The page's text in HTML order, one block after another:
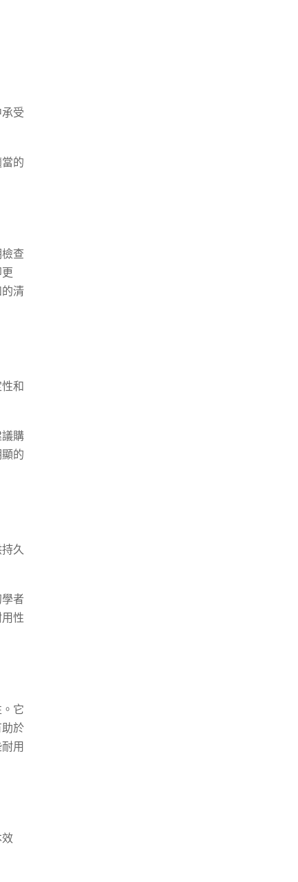
受
的
查
清
和
購
的
久
者
性
它
於
用